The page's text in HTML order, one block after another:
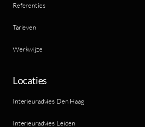
Referenties
Tarieven
Werkwijze
Locaties
Interieuradvies Den Haag
Interieuradvies Leiden